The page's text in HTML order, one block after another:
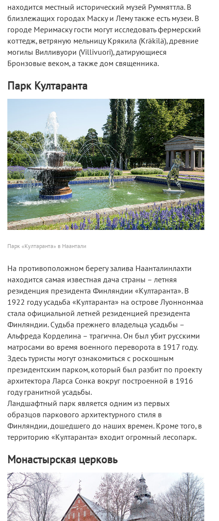
находится местный исторический музей Руммяттла. В
близлежащих городах Маску и Лему также есть музеи. В
городе Меримаску гости могут исследовать фермерский
коттедж, ветряную мельницу Крякила (Kräkilä), древние
могилы Вилливуори (Villivuori), датирующиеся
Бронзовые веком, а также дом священника.
Парк Култаранта
Парк «Култаранта» в Наантали
На противоположном берегу залива Наанталинлахти
находится самая известная дача страны – летняя
резиденция президента Финляндии «Култаранта». В
1922 году усадьба «Култаранта» на острове Луоннонмаа
стала официальной летней резиденцией президента
Финляндии. Судьба прежнего владельца усадьбы –
Альфреда Корделина – трагична. Он был убит русскими
матросами во время военного переворота в 1917 году.
Здесь туристы могут ознакомиться с роскошным
президентским парком, который был разбит по проекту
архитектора Ларса Сонка вокруг построенной в 1916
году гранитной усадьбы.
Ландшафтный парк является одним из первых
образцов паркового архитектурного стиля в
Финляндии, дошедшего до наших времен. Кроме того, в
территорию «Култаранта» входит огромный лесопарк.
Монастырская церковь